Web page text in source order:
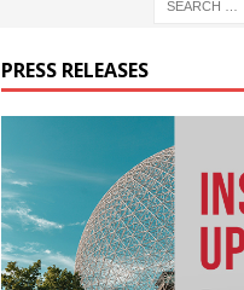
PRESS RELEASES